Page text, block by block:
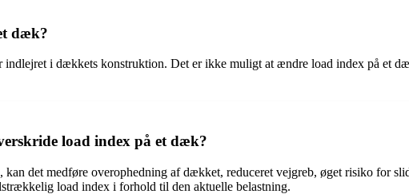
dæk?
indlejret i dækkets konstruktion. Det er ikke muligt at ændre load index på et
load index på et dæk?
det medføre overophedning af dækket, reduceret vejgreb, øget risiko for
load index i forhold til den aktuelle belastning.